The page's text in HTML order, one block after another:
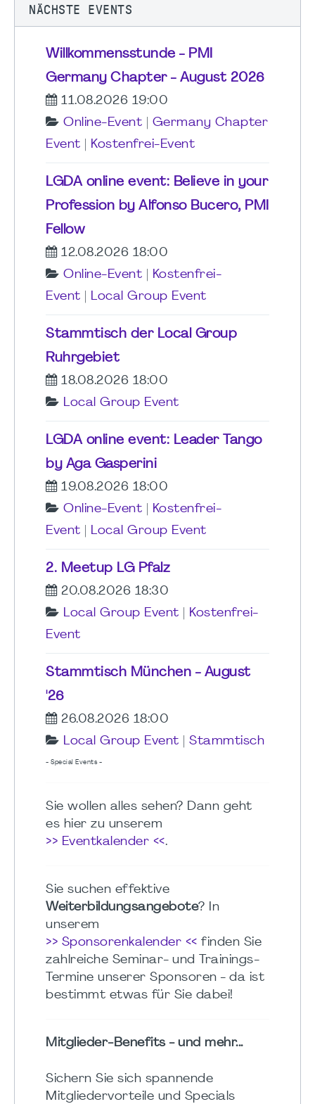
NÄCHSTE EVENTS
Willkommensstunde - PMI
Germany Chapter - August 2026
11.08.2026 19:00
Online-Event
Germany Chapter
Event
Kostenfrei-Event
LGDA online event: Believe in your
Profession by Alfonso Bucero, PMI
Fellow
12.08.2026 18:00
Online-Event
Kostenfrei-
Event
Local Group Event
Stammtisch der Local Group
Ruhrgebiet
18.08.2026 18:00
Local Group Event
LGDA online event: Leader Tango
by Aga Gasperini
19.08.2026 18:00
Online-Event
Kostenfrei-
Event
Local Group Event
2. Meetup LG Pfalz
20.08.2026 18:30
Local Group Event
Kostenfrei-
Event
Stammtisch München - August
'26
26.08.2026 18:00
Local Group Event
Stammtisch
- Special Events -
Sie wollen alles sehen? Dann geht
es hier zu unserem
>> Eventkalender <<.
Sie suchen effektive
Weiterbildungsangebote? In
unserem
>> Sponsorenkalender << finden Sie
zahlreiche Seminar- und Trainings-
Termine unserer Sponsoren - da ist
bestimmt etwas für Sie dabei!
Mitglieder-Benefits - und mehr...
Sichern Sie sich spannende
Mitgliedervorteile und Specials